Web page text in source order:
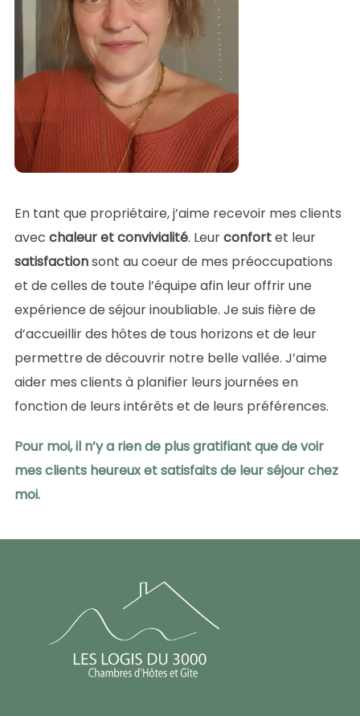
En tant que propriétaire, j’aime recevoir mes clients
avec chaleur et convivialité. Leurconfortet leur
satisfactionsont au coeur de mes préoccupations
et de celles de toute l’équipe afin leur offrir une
expérience de séjour inoubliable. Je suis fière de
d’accueillir des hôtes de tous horizons et de leur
permettre de découvrir notre belle vallée. J’aime
aider mes clients à planifier leurs journées en
fonction de leurs intérêts et de leurs préférences.
Pour moi, il n’y a rien de plus gratifiant que de voir
mes clients heureux et satisfaits de leur séjour chez
moi.